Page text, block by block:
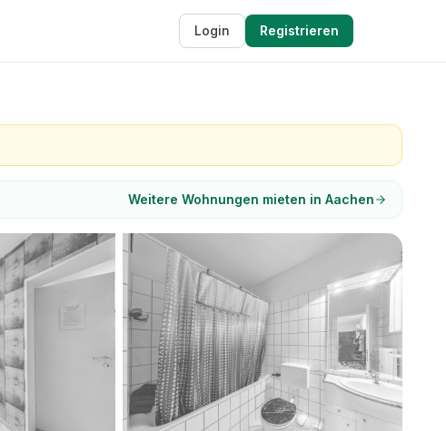
Login Registrieren
Weitere Wohnungen mieten in Aachen